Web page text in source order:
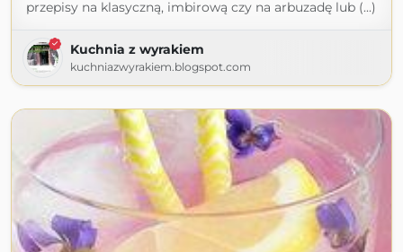
przepisy na klasyczną, imbirową czy na arbuzadę lub (...)
Kuchnia z wyrakiem
kuchniazwyrakiem.blogspot.com